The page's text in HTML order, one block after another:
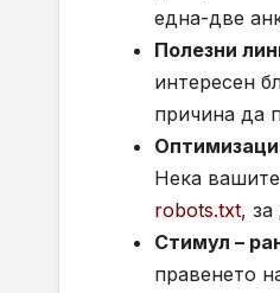
една-две
Полезни
интересен
причина да
Нека
robots.txt,
Стимул –
правенето